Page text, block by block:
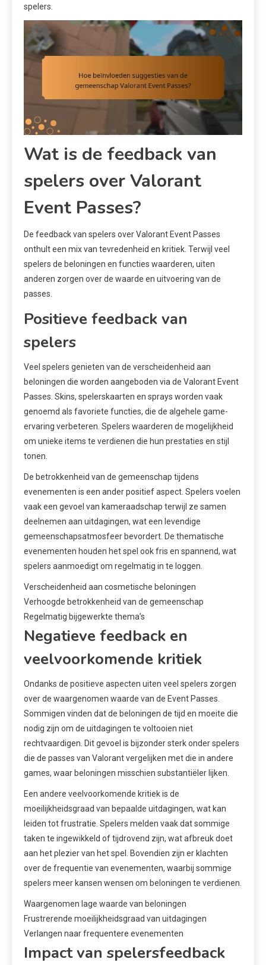
spelers.
Wat is de feedback van
spelers over Valorant
Event Passes?
De feedback van spelers over Valorant Event Passes
onthult een mix van tevredenheid en kritiek. Terwijl veel
spelers de beloningen en functies waarderen, uiten
anderen zorgen over de waarde en uitvoering van de
passes.
Positieve feedback van
spelers
Veel spelers genieten van de verscheidenheid aan
beloningen die worden aangeboden via de Valorant Event
Passes. Skins, spelerskaarten en sprays worden vaak
genoemd als favoriete functies, die de algehele game-
ervaring verbeteren. Spelers waarderen de mogelijkheid
om unieke items te verdienen die hun prestaties en stijl
tonen.
De betrokkenheid van de gemeenschap tijdens
evenementen is een ander positief aspect. Spelers voelen
vaak een gevoel van kameraadschap terwijl ze samen
deelnemen aan uitdagingen, wat een levendige
gemeenschapsatmosfeer bevordert. De thematische
evenementen houden het spel ook fris en spannend, wat
spelers aanmoedigt om regelmatig in te loggen.
Verscheidenheid aan cosmetische beloningen
Verhoogde betrokkenheid van de gemeenschap
Regelmatig bijgewerkte thema’s
Negatieve feedback en
veelvoorkomende kritiek
Ondanks de positieve aspecten uiten veel spelers zorgen
over de waargenomen waarde van de Event Passes.
Sommigen vinden dat de beloningen de tijd en moeite die
nodig zijn om de uitdagingen te voltooien niet
rechtvaardigen. Dit gevoel is bijzonder sterk onder spelers
die de passes van Valorant vergelijken met die in andere
games, waar beloningen misschien substantiëler lijken.
Een andere veelvoorkomende kritiek is de
moeilijkheidsgraad van bepaalde uitdagingen, wat kan
leiden tot frustratie. Spelers melden vaak dat sommige
taken te ingewikkeld of tijdrovend zijn, wat afbreuk doet
aan het plezier van het spel. Bovendien zijn er klachten
over de frequentie van evenementen, waarbij sommige
spelers meer kansen wensen om beloningen te verdienen.
Waargenomen lage waarde van beloningen
Frustrerende moeilijkheidsgraad van uitdagingen
Verlangen naar frequentere evenementen
Impact van spelersfeedback